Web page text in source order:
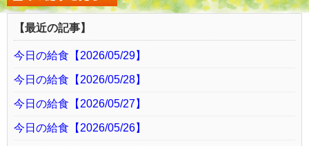
【最近の記事】
今日の給食【2026/05/29】
今日の給食【2026/05/28】
今日の給食【2026/05/27】
今日の給食【2026/05/26】